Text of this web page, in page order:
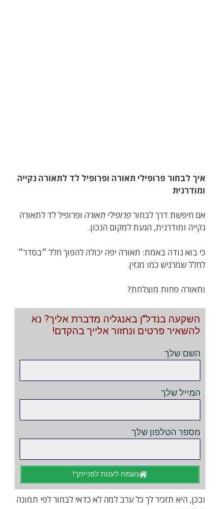
איך לבחור פרופילי תאורה ופרופיל לד לתאורה נקייה
ומודרנית
אם חיפשת דרך לבחורפרופילי תאורה ופרופיל לד לתאורה
נקייה ומודרנית, הגעת למקום הנכון.
כי בוא נודה באמת: תאורה יפה יכולה להפוך חלל ״בסדר״
לחלל שמרגיש כמו מגזין.
ותאורה פחות מוצלחת?
השקעה בנדל"ן באנגליה מדברת אליך? נא
להשאיר פרטים ונחזור אלייך בהקדם!
השם שלך
המייל שלך
מספר הטלפון שלך
נשמח לענות לפנייתך!
ובכן, היא תזכיר לך כל ערב למה לא כדאי לבחור לפי תמונה